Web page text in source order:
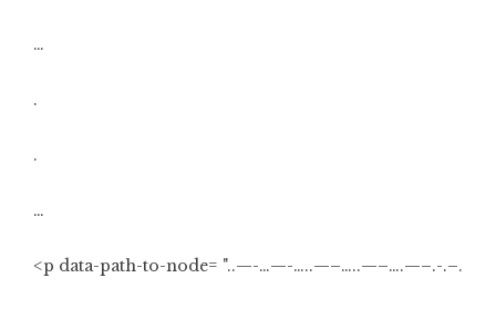
…
.
.
…
<p data-path-to-node= "..—-…—-…..—–…..—–….—–.-.–.